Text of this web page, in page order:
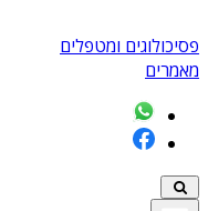
פסיכולוגים ומטפלים
מאמרים